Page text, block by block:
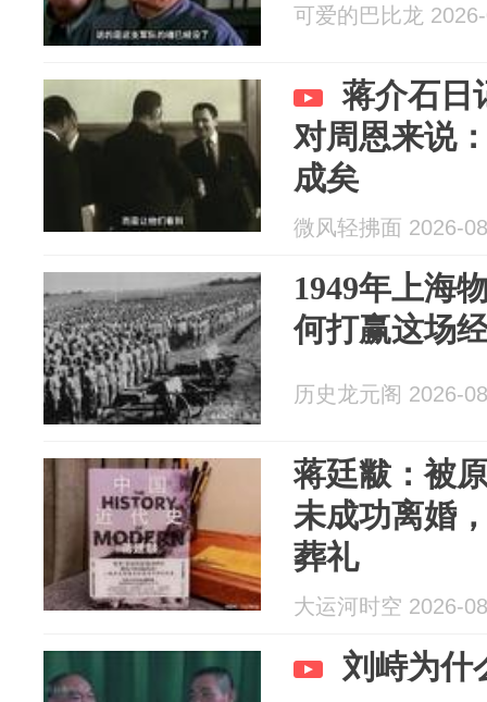
可爱的巴比龙
蒋介石日
对周恩来说
成矣
微风轻拂面 2026-
1949年上海
何打赢这场
历史龙元阁 2026-
蒋廷黻：被
未成功离婚
葬礼
大运河时空 2026-
刘峙为什